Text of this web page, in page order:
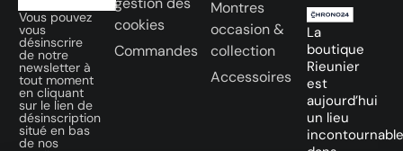
Vous pouvez
vous
désinscrire
de notre
newsletter à
tout moment
en cliquant
sur le lien de
désinscription
situé en bas
de nos
cookies
Commandes
Montres
occasion &
collection
Accessoires
La
boutique
Rieunier
est
aujourd’hui
un lieu
incontournable